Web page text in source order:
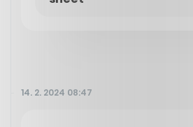
14. 2. 2024 08:47